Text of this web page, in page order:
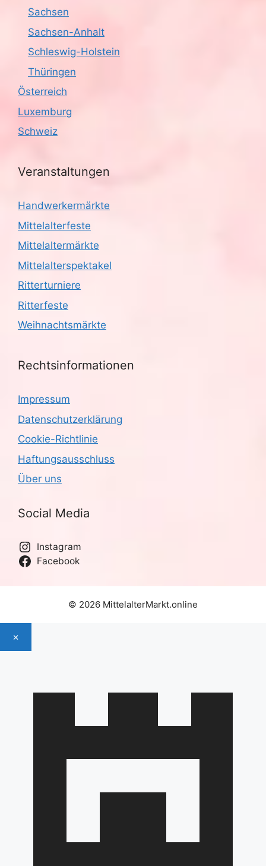
Sachsen
Sachsen-Anhalt
Schleswig-Holstein
Thüringen
Österreich
Luxemburg
Schweiz
Veranstaltungen
Handwerkermärkte
Mittelalterfeste
Mittelaltermärkte
Mittelalterspektakel
Ritterturniere
Ritterfeste
Weihnachtsmärkte
Rechtsinformationen
Impressum
Datenschutzerklärung
Cookie-Richtlinie
Haftungsausschluss
Über uns
Social Media
Instagram
Facebook
© 2026 MittelalterMarkt.online
×